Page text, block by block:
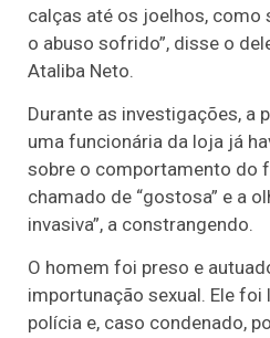
calças até os joelhos, como
o abuso sofrido”, disse o
Ataliba Neto.
Durante as investigações, a
uma funcionária da loja já
sobre o comportamento do
chamado de “gostosa” e a
invasiva”, a constrangendo.
O homem foi preso e
importunação sexual. Ele
polícia e, caso condenado,